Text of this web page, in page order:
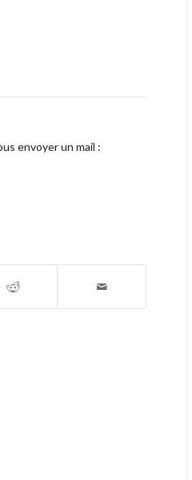
envoyer un mail :